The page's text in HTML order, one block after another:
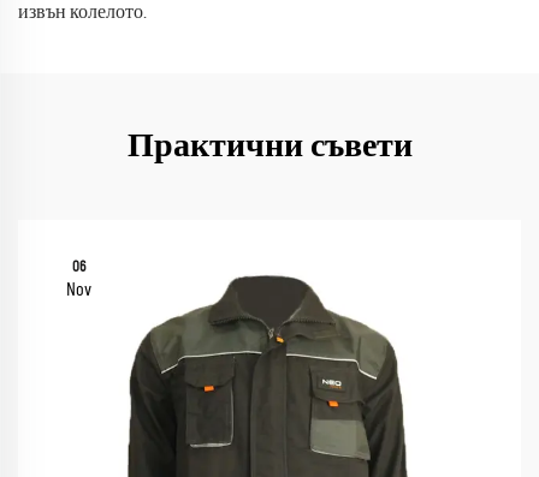
извън колелото.
Практични съвети
06
Nov